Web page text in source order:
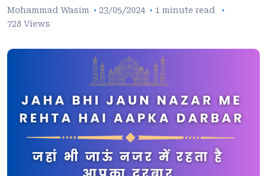
Mohammad Wasim 23/05/2024
1 minute read
728 Views